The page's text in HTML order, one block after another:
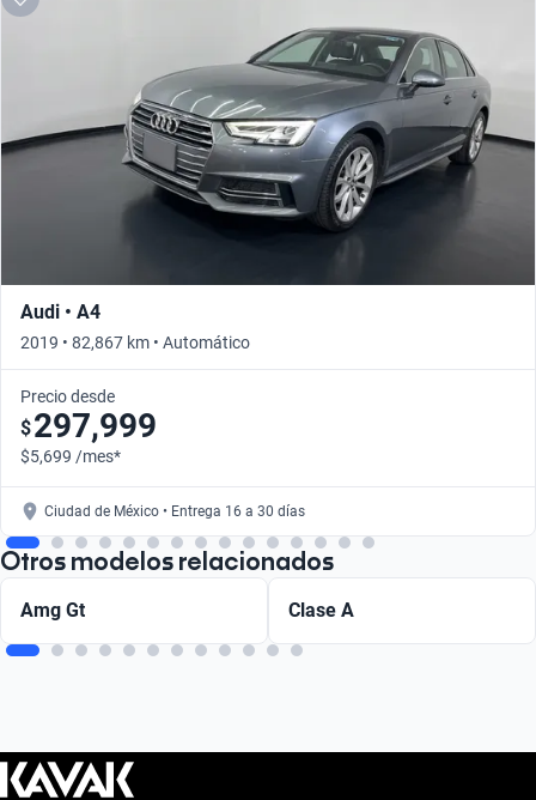
Audi • A4
2019 • 82,867 km • Automático
Precio desde
$297,999
$5,699 /mes*
Ciudad de México • Entrega 16 a 30 días
Otros modelos relacionados
Amg Gt Clase A